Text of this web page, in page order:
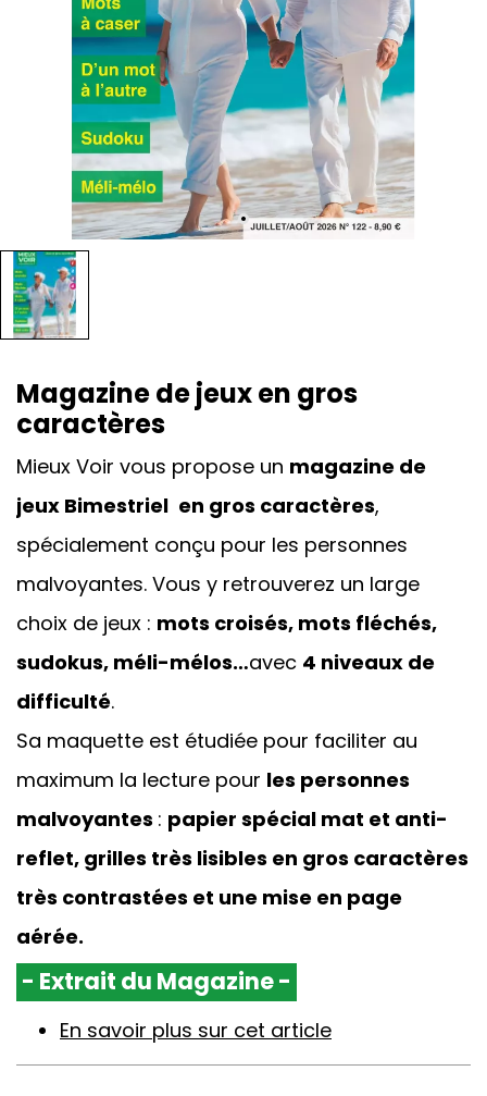
Magazine de jeux en gros
caractères
Mieux Voir vous propose un magazine de
jeux Bimestriel en gros caractères,
spécialement conçu pour les personnes
malvoyantes. Vous y retrouverez un large
choix de jeux : mots croisés, mots fléchés,
sudokus, méli-mélos…avec 4 niveaux de
difficulté.
Sa maquette est étudiée pour faciliter au
maximum la lecture pour les personnes
malvoyantes : papier spécial mat et anti-
reflet, grilles très lisibles en gros caractères
très contrastées et une mise en page
aérée.
- Extrait du Magazine -
En savoir plus sur cet article